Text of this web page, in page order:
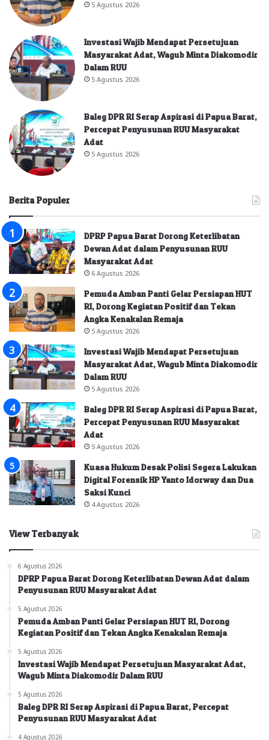
5 Agustus 2026
Investasi Wajib Mendapat Persetujuan
Masyarakat Adat, Wagub Minta Diakomodir
Dalam RUU
5 Agustus 2026
Baleg DPR RI Serap Aspirasi di Papua Barat,
Percepat Penyusunan RUU Masyarakat
Adat
5 Agustus 2026
Berita Populer
DPRP Papua Barat Dorong Keterlibatan
Dewan Adat dalam Penyusunan RUU
Masyarakat Adat
6 Agustus 2026
Pemuda Amban Panti Gelar Persiapan HUT
RI, Dorong Kegiatan Positif dan Tekan
Angka Kenakalan Remaja
5 Agustus 2026
Investasi Wajib Mendapat Persetujuan
Masyarakat Adat, Wagub Minta Diakomodir
Dalam RUU
5 Agustus 2026
Baleg DPR RI Serap Aspirasi di Papua Barat,
Percepat Penyusunan RUU Masyarakat
Adat
5 Agustus 2026
Kuasa Hukum Desak Polisi Segera Lakukan
Digital Forensik HP Yanto Idorway dan Dua
Saksi Kunci
4 Agustus 2026
View Terbanyak
6 Agustus 2026
DPRP Papua Barat Dorong Keterlibatan Dewan Adat dalam
Penyusunan RUU Masyarakat Adat
5 Agustus 2026
Pemuda Amban Panti Gelar Persiapan HUT RI, Dorong
Kegiatan Positif dan Tekan Angka Kenakalan Remaja
5 Agustus 2026
Investasi Wajib Mendapat Persetujuan Masyarakat Adat,
Wagub Minta Diakomodir Dalam RUU
5 Agustus 2026
Baleg DPR RI Serap Aspirasi di Papua Barat, Percepat
Penyusunan RUU Masyarakat Adat
4 Agustus 2026